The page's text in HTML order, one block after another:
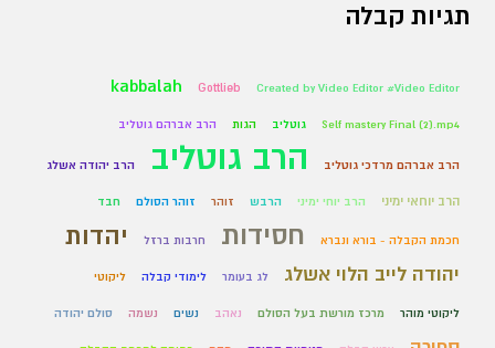
תגיות קבלה
Created by Video Editor #Video Editor
Gottlieb
kabbalah
Self mastery Final (2).mp4 גוטליב הגות הרב אברהם גוטליב
הרב אברהם מרדכי גוטליב הרב גוטליב הרב יהודה אשלג
הרב יוחאי ימיני הרב יוחי ימיני הרבש זוהר זוהר הסולם חבד
חכמת הקבלה - בורא ונברא חסידות חרבות ברזל יהדות
יהודה לייב הלוי אשלג לג בעומר לימודי קבלה ליקוטי
ליקוטי מוהר מרכז מורשת בעל הסולם נאהב נשים נשמה סולם יהודה